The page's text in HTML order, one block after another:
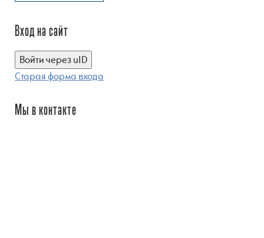
Вход на сайт
Войти через uID
Старая форма входа
Мы в контакте